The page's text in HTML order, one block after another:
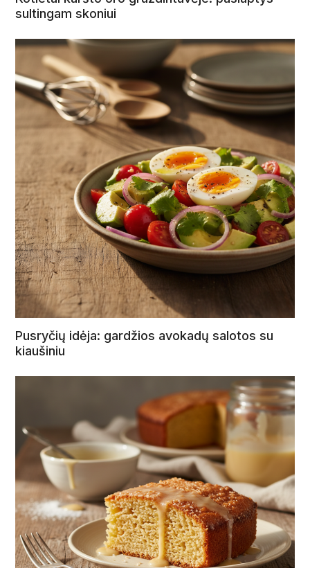
sultingam skoniui
Pusryčių idėja: gardžios avokadų salotos su
kiaušiniu